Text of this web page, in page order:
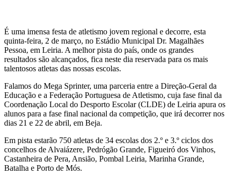
É uma imensa festa de atletismo jovem regional e decorre, esta
quinta-feira, 2 de março, no Estádio Municipal Dr. Magalhães
Pessoa, em Leiria. A melhor pista do país, onde os grandes
resultados são alcançados, fica neste dia reservada para os mais
talentosos atletas das nossas escolas.
Falamos do Mega Sprinter, uma parceria entre a Direção-Geral da
Educação e a Federação Portuguesa de Atletismo, cuja fase final da
Coordenação Local do Desporto Escolar (CLDE) de Leiria apura os
alunos para a fase final nacional da competição, que irá decorrer nos
dias 21 e 22 de abril, em Beja.
Em pista estarão 750 atletas de 34 escolas dos 2.º e 3.º ciclos dos
concelhos de Alvaiázere, Pedrógão Grande, Figueiró dos Vinhos,
Castanheira de Pera, Ansião, Pombal Leiria, Marinha Grande,
Batalha e Porto de Mós.